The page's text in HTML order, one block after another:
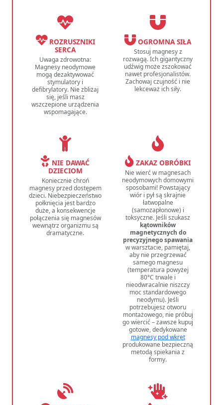
ROZRUSZNIKI
SERCA
Uwaga zdrowotna:
Magnesy neodymowe
mogą dezaktywować
stymulatory i
defibrylatory. Nie zbliżaj
się, jeśli masz
wszczepione urządzenia
wspomagające.
OGROMNA SIŁA
Stosuj magnesy z
rozwagą. Ich gigantyczny
udźwig może zszokować
nawet profesjonalistów.
Zachowaj czujność i nie
lekceważ ich siły.
NIE DAWAĆ
DZIECIOM
Koniecznie chroń
magnesy przed dostępem
dzieci. Niebezpieczeństwo
połknięcia jest bardzo
duże, a konsekwencje
połączenia się magnesów
wewnątrz organizmu są
dramatyczne.
ZAKAZ OBRÓBKI
Nie wierć w magnesach
neodymowych domowymi
sposobami! Powstający
wiór i pył są skrajnie
łatwopalne
(samozapłonowe) i
toksyczne. Jeśli szukasz
kątowników
magnetycznych do
precyzyjnego spawania
w warsztacie, pamiętaj,
aby nie przegrzewać
samego magnesu
(temperatura powyżej
80°C trwale i
nieodwracalnie niszczy
moc standardowego
neodymu). Jeśli
potrzebujesz otworu
montażowego, nie próbuj
go wiercić – zawsze kupuj
gotowe, dedykowane
magnesy pod wkręt
produkowane bezpieczną
metodą spiekania z
formy.